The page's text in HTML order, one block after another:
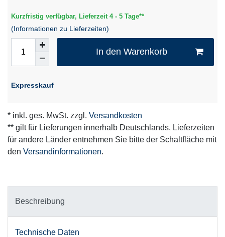
Kurzfristig verfügbar, Lieferzeit 4 - 5 Tage**
(Informationen zu Lieferzeiten)
In den Warenkorb
Expresskauf
* inkl. ges. MwSt. zzgl. Versandkosten
** gilt für Lieferungen innerhalb Deutschlands, Lieferzeiten
für andere Länder entnehmen Sie bitte der Schaltfläche mit
den Versandinformationen.
Beschreibung
Technische Daten